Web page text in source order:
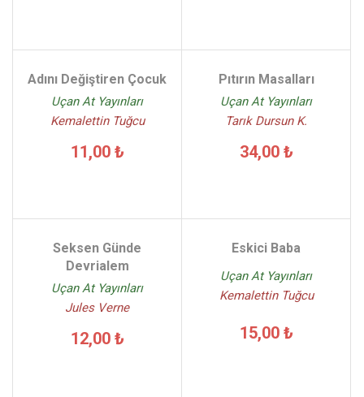
Adını Değiştiren Çocuk
Uçan At Yayınları
Kemalettin Tuğcu
11,00 ₺
Pıtırın Masalları
Uçan At Yayınları
Tarık Dursun K.
34,00 ₺
Seksen Günde
Devrialem
Uçan At Yayınları
Jules Verne
12,00 ₺
Eskici Baba
Uçan At Yayınları
Kemalettin Tuğcu
15,00 ₺